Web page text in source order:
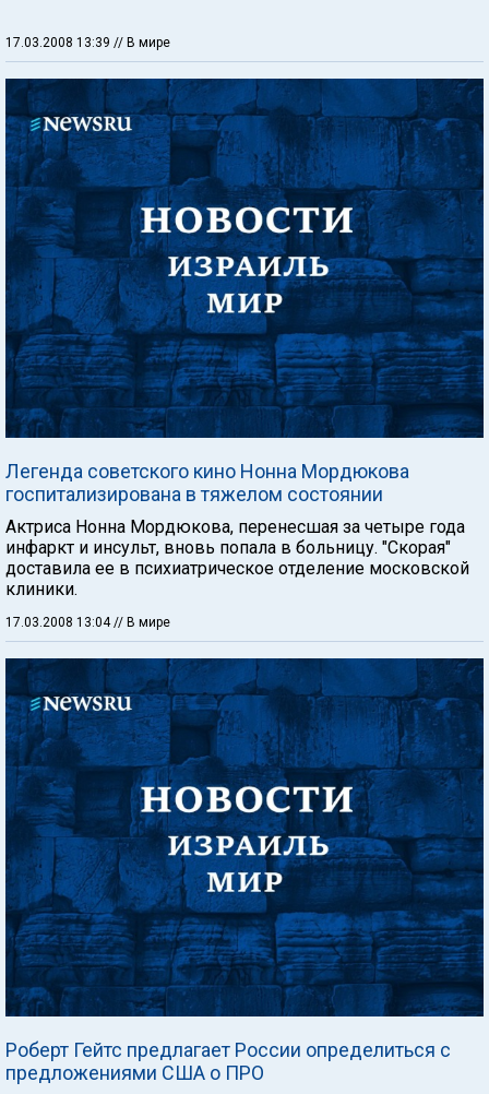
17.03.2008 13:39 // В мире
Легенда советского кино Нонна Мордюкова
госпитализирована в тяжелом состоянии
Актриса Нонна Мордюкова, перенесшая за четыре года
инфаркт и инсульт, вновь попала в больницу. "Скорая"
доставила ее в психиатрическое отделение московской
клиники.
17.03.2008 13:04 // В мире
Роберт Гейтс предлагает России определиться c
предложениями США о ПРО